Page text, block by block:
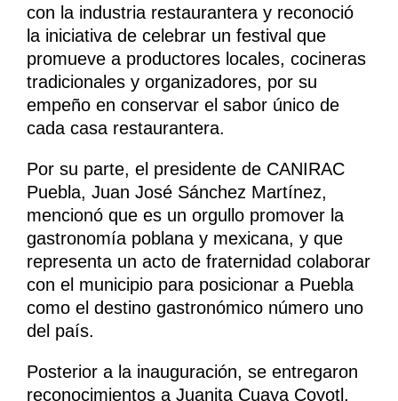
con la industria restaurantera y reconoció
la iniciativa de celebrar un festival que
promueve a productores locales, cocineras
tradicionales y organizadores, por su
empeño en conservar el sabor único de
cada casa restaurantera.
Por su parte, el presidente de CANIRAC
Puebla, Juan José Sánchez Martínez,
mencionó que es un orgullo promover la
gastronomía poblana y mexicana, y que
representa un acto de fraternidad colaborar
con el municipio para posicionar a Puebla
como el destino gastronómico número uno
del país.
Posterior a la inauguración, se entregaron
reconocimientos a Juanita Cuaya Coyotl,